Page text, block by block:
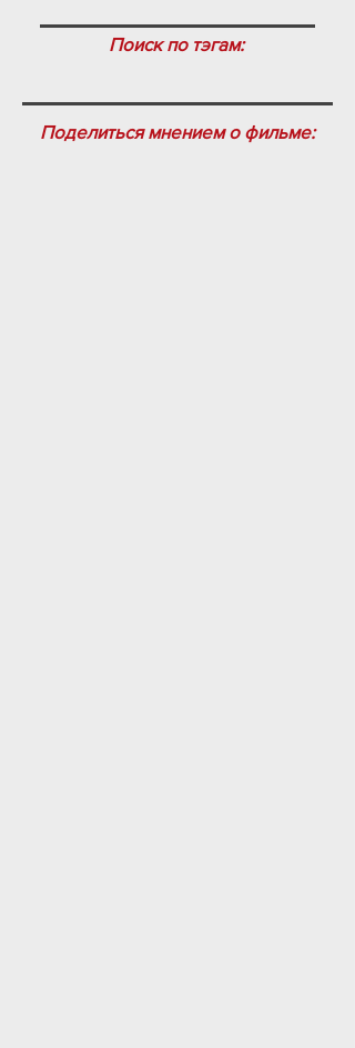
Поиск по тэгам:
Поделиться мнением о фильме: